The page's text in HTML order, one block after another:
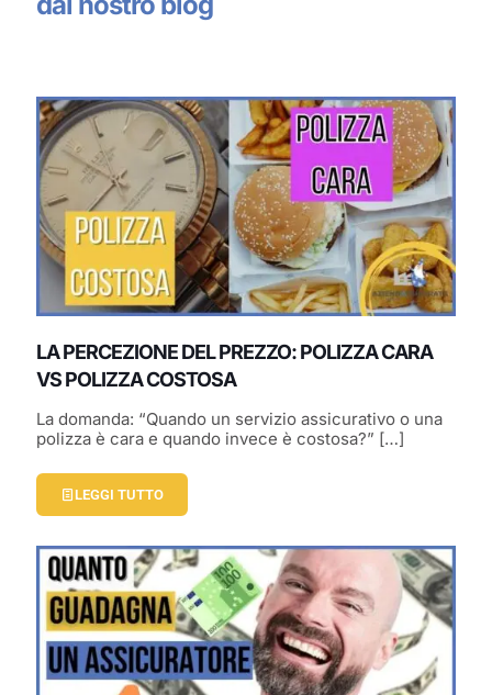
LA PERCEZIONE DEL PREZZO: POLIZZA CARA
VS POLIZZA COSTOSA
La domanda: “Quando un servizio assicurativo o una
polizza è cara e quando invece è costosa?” […]
LEGGI TUTTO